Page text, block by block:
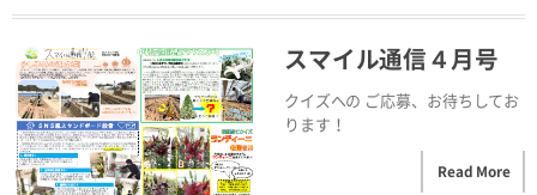
スマイル通信４月号
クイズへの ご応募、お待ちしてお
ります！
Read More